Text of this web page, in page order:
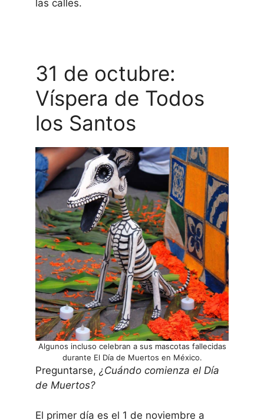
las calles.
31 de octubre:
Víspera de Todos
los Santos
Algunos incluso celebran a sus mascotas fallecidas
durante El Día de Muertos en México.
Preguntarse, ¿Cuándo comienza el Día
de Muertos?
El primer día es el 1 de noviembre a